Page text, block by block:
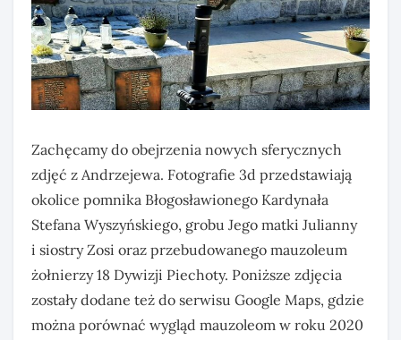
Zachęcamy do obejrzenia nowych sferycznych
zdjęć z Andrzejewa. Fotografie 3d przedstawiają
okolice pomnika Błogosławionego Kardynała
Stefana Wyszyńskiego, grobu Jego matki Julianny
i siostry Zosi oraz przebudowanego mauzoleum
żołnierzy 18 Dywizji Piechoty. Poniższe zdjęcia
zostały dodane też do serwisu Google Maps, gdzie
można porównać wygląd mauzoleom w roku 2020